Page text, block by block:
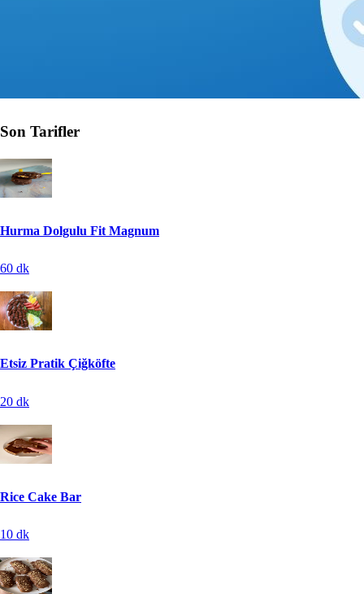
Son Tarifler
Hurma Dolgulu Fit Magnum
60 dk
Etsiz Pratik Çiğköfte
20 dk
Rice Cake Bar
10 dk